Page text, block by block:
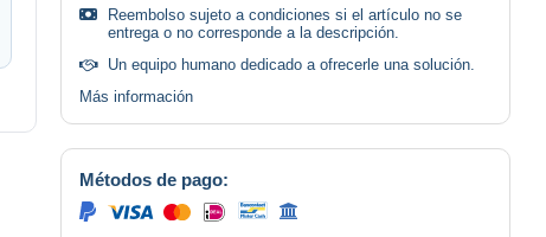
Reembolso sujeto a condiciones si el artículo no se
entrega o no corresponde a la descripción.
Un equipo humano dedicado a ofrecerle una solución.
Más información
Métodos de pago: